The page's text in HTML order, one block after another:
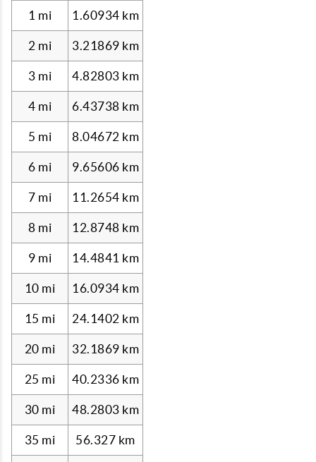
1 mi 1.60934 km
2 mi 3.21869 km
3 mi 4.82803 km
4 mi 6.43738 km
5 mi 8.04672 km
6 mi 9.65606 km
7 mi 11.2654 km
8 mi 12.8748 km
9 mi 14.4841 km
10 mi 16.0934 km
15 mi 24.1402 km
20 mi 32.1869 km
25 mi 40.2336 km
30 mi 48.2803 km
35 mi 56.327 km